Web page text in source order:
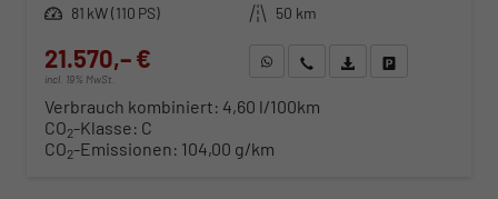
Leistung 81 kW (110 PS) Kilometerstand 50 km
21.570,– €
incl. 19% MwSt.
WhatsApp anfragen
Wir rufen Sie anFahrzeugexposé (PDF)
Verbrauch kombiniert: 4,60 l/100km
CO2-Klasse: C
CO2-Emissionen: 104,00 g/km